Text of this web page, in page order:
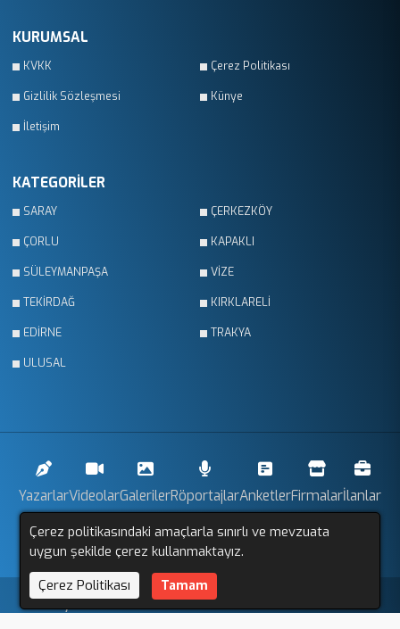
KURUMSAL
KVKK Çerez Politikası
Gizlilik Sözleşmesi Künye
İletişim
KATEGORİLER
SARAY ÇERKEZKÖY
ÇORLU KAPAKLI
SÜLEYMANPAŞA VİZE
TEKİRDAĞ KIRKLARELİ
EDİRNE TRAKYA
ULUSAL
YazarlarVideolarGalerilerRöportajlarAnketlerFirmalarİlanlar
Resmi İlanlarSitemap
Trakya Gözlem © 2011 - 2025. Tüm Hakları Saklıdır.
Çerez politikasındaki amaçlarla sınırlı ve mevzuata
uygun şekilde çerez kullanmaktayız.
Çerez Politikası
Tamam